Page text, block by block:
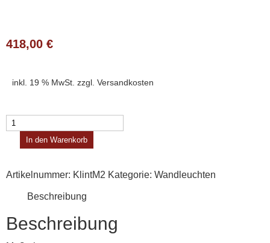
418,00 €
inkl. 19 % MwSt. zzgl. Versandkosten
Klint
Modell
In den Warenkorb
Artikelnummer: KlintM2 Kategorie: Wand­leuchten
Beschreibung
Beschreibung